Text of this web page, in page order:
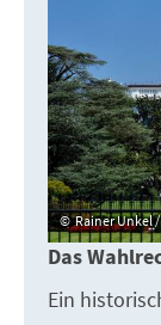
Rainer Unkel
Das
Ein